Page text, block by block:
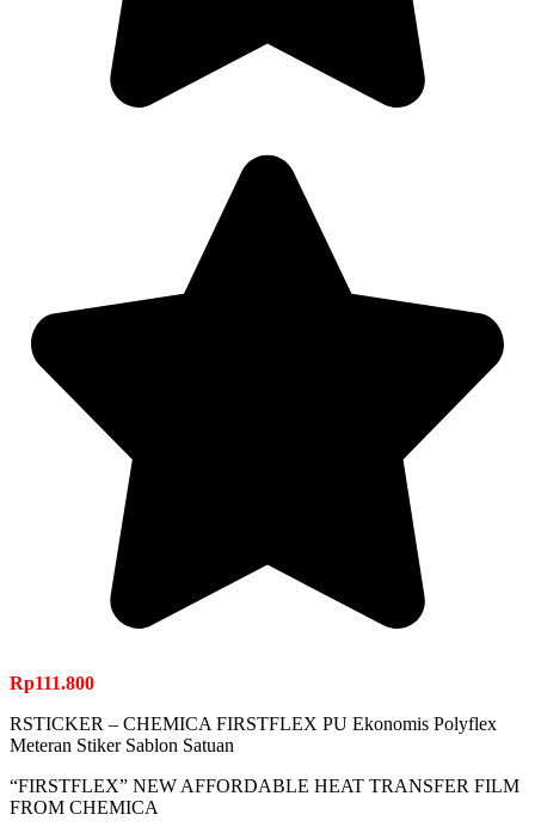
Rp111.800
RSTICKER – CHEMICA FIRSTFLEX PU Ekonomis Polyflex
Meteran Stiker Sablon Satuan
“FIRSTFLEX” NEW AFFORDABLE HEAT TRANSFER FILM
FROM CHEMICA